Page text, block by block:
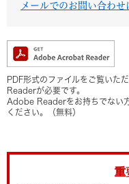
メールでのお問い合わせ
PDF形式のファイルをご覧いた
Readerが必要です。
Adobe Readerをお持ちでない
ください。（無料）
重